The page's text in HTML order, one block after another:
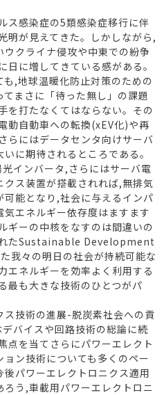
感染症の5類感染症移行に伴
明が見えてきた。しかしながら,
クライナ侵攻や中東での紛争
に増してきている感がある。
,地球温暖化防止対策のための
まさに「待った無し」の課題
を打たなくてはならない。その
動自動車への転換(xEV化)や再
らにはデータセンタ向けサーバ
に期待されるところである。
インバータ,さらにはサーバ電
ス装置が搭載されれば,無排気
能となり,社会に与えるインパ
エネルギー依存度はますます
ギーの中核をなすのは間違いの
れたSustainable Development
我々の明日の社会が持続可能な
エネルギーを効率よく利用する
最も大きな技術のひとつがパ
技術の進展-脱炭素社会への貢
バイスや回路技術の総論に続
点を当てさらにパワーエレクト
ン技術についても多くのペー
パワーエレクトロニクス適用
う,車載用パワーエレクトロニ